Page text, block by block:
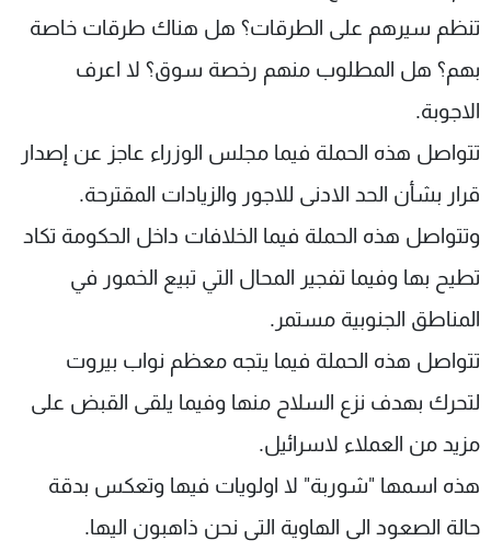
تنظم سيرهم على الطرقات؟ هل هناك طرقات خاصة
بهم؟ هل المطلوب منهم رخصة سوق؟ لا اعرف
الاجوبة.
تتواصل هذه الحملة فيما مجلس الوزراء عاجز عن إصدار
قرار بشأن الحد الادنى للاجور والزيادات المقترحة.
وتتواصل هذه الحملة فيما الخلافات داخل الحكومة تكاد
تطيح بها وفيما تفجير المحال التي تبيع الخمور في
المناطق الجنوبية مستمر.
تتواصل هذه الحملة فيما يتجه معظم نواب بيروت
لتحرك بهدف نزع السلاح منها وفيما يلقى القبض على
مزيد من العملاء لاسرائيل.
هذه اسمها "شوربة" لا اولويات فيها وتعكس بدقة
حالة الصعود الى الهاوية التي نحن ذاهبون اليها.